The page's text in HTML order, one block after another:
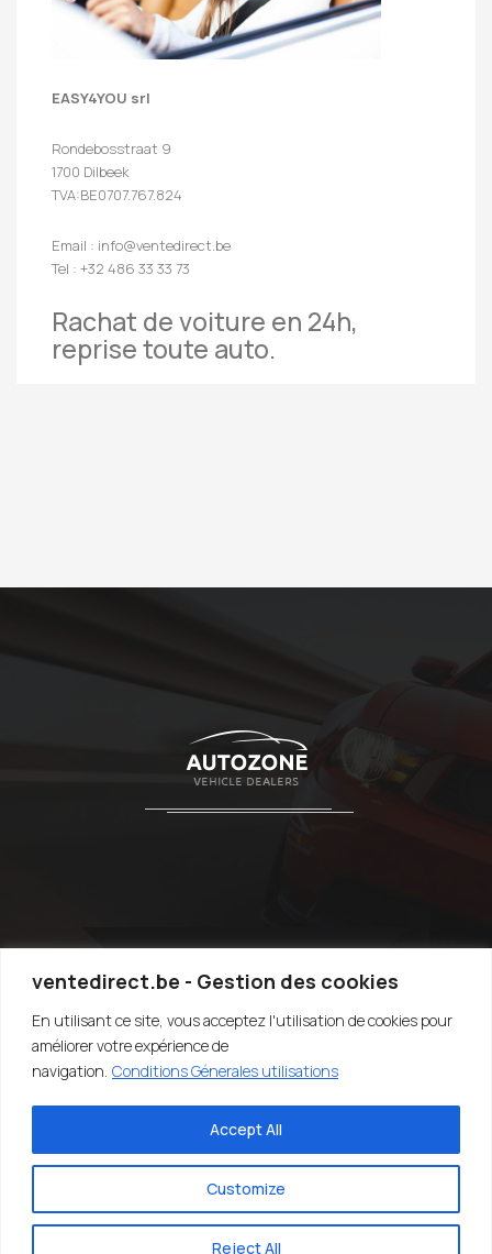
ventedirect.be - Gestion des cookies
En utilisant ce site, vous acceptez l'utilisation de cookies pour
améliorer votre expérience de
navigation. Conditions Génerales utilisations
Customize
Reject All
Accept All
EASY4YOU srl
Rondebosstraat 9
1700 Dilbeek
TVA:BE0707.767.824
Email : info@ventedirect.be
Tel : +32 486 33 33 73
Rachat de voiture en 24h,
reprise toute auto.
TOP
©2020-2022 VENTEDIRECT.BE - VENDRE SA VOITURE RAPIDEMENT -
EASY4YOU SRL - TVA:BE0707.767.824 - DESIGN BY SARIUS SRL